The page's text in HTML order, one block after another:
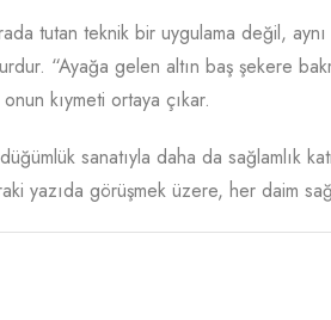
tutan teknik bir uygulama değil,
“Ayağa gelen altın baş şekere
kıymeti ortaya çıkar.
sanatıyla daha da sağlamlık
yazıda görüşmek üzere, her daim